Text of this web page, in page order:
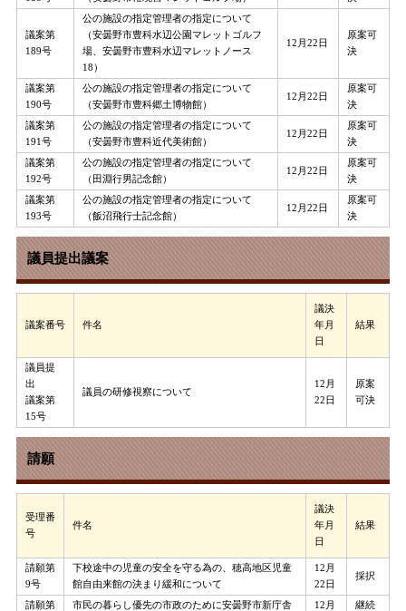
議案第
189号
公の施設の指定管理者の指定について
（安曇野市豊科水辺公園マレットゴルフ
場、安曇野市豊科水辺マレットノース
18）
12月22日
原案可
決
議案第
190号
公の施設の指定管理者の指定について
（安曇野市豊科郷土博物館）
12月22日
原案可
決
議案第
191号
公の施設の指定管理者の指定について
（安曇野市豊科近代美術館）
12月22日
原案可
決
議案第
192号
公の施設の指定管理者の指定について
（田淵行男記念館）
12月22日
原案可
決
議案第
193号
公の施設の指定管理者の指定について
（飯沼飛行士記念館）
12月22日
原案可
決
議員提出議案
議案番号 件名
議決
年月
日
結果
議員提
出
議案第
15号
議員の研修視察について
12月
22日
原案
可決
請願
受理番
号
件名
議決
年月
日
結果
請願第
9号
下校途中の児童の安全を守る為の、穂高地区児童
館自由来館の決まり緩和について
12月
22日
採択
請願第
市民の暮らし優先の市政のために安曇野市新庁舎
12月
継続